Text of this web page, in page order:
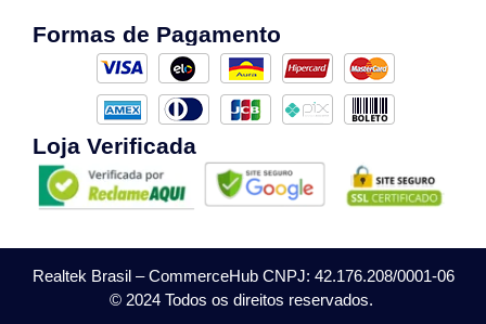
Formas de Pagamento
Loja Verificada
Realtek Brasil – CommerceHub CNPJ: 42.176.208/0001-06
© 2024 Todos os direitos reservados.